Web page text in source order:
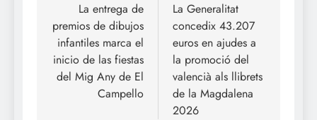
entradas
La entrega de
premios de dibujos
infantiles marca el
inicio de las fiestas
del Mig Any de El
Campello
La Generalitat
concedix 43.207
euros en ajudes a
la promoció del
valencià als llibrets
de la Magdalena
2026